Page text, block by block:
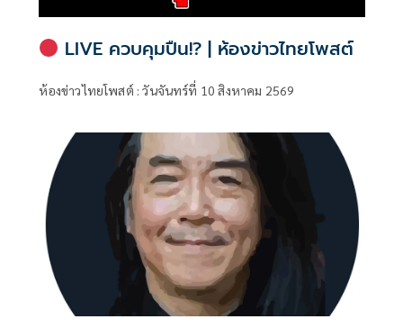
LIVE ควบคุมปืน!? | ห้องข่าวไทยโพสต์
ห้องข่าวไทยโพสต์ : วันจันทร์ที่ 10 สิงหาคม 2569